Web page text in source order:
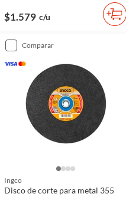
$1.579 c/u
comparar
Ingco
Disco de corte para metal 355